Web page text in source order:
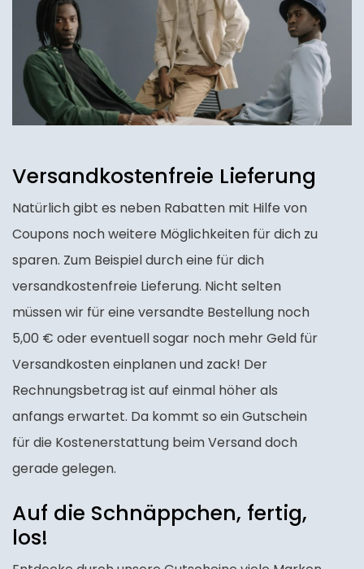
Versandkostenfreie Lieferung
Natürlich gibt es neben Rabatten mit Hilfe von
Coupons noch weitere Möglichkeiten für dich zu
sparen. Zum Beispiel durch eine für dich
versandkostenfreie Lieferung. Nicht selten
müssen wir für eine versandte Bestellung noch
5,00 € oder eventuell sogar noch mehr Geld für
Versandkosten einplanen und zack! Der
Rechnungsbetrag ist auf einmal höher als
anfangs erwartet. Da kommt so ein Gutschein
für die Kostenerstattung beim Versand doch
gerade gelegen.
Auf die Schnäppchen, fertig,
los!